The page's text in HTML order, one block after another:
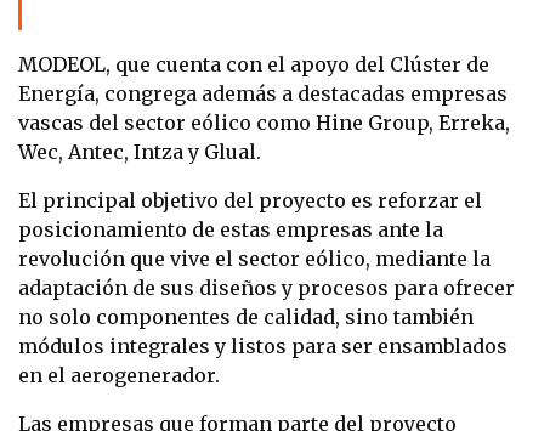
MODEOL, que cuenta con el apoyo del Clúster de
Energía, congrega además a destacadas empresas
vascas del sector eólico como Hine Group, Erreka,
Wec, Antec, Intza y Glual.
El principal objetivo del proyecto es reforzar el
posicionamiento de estas empresas ante la
revolución que vive el sector eólico, mediante la
adaptación de sus diseños y procesos para ofrecer
no solo componentes de calidad, sino también
módulos integrales y listos para ser ensamblados
en el aerogenerador.
Las empresas que forman parte del proyecto